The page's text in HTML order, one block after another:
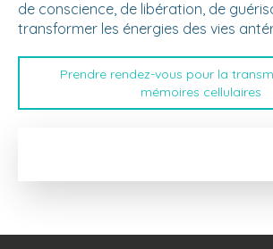
de conscience, de libération, de
transformer les énergies des vies
Prendre rendez-vous pour la
mémoires cellulaires